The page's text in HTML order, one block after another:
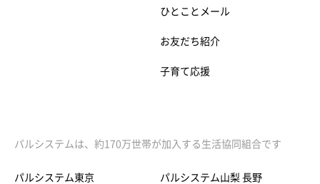
ひとことメール
お友だち紹介
子育て応援
パルシステムは、約170万世帯が加入する生活協同組合です
パルシステム東京 パルシステム山梨 長野